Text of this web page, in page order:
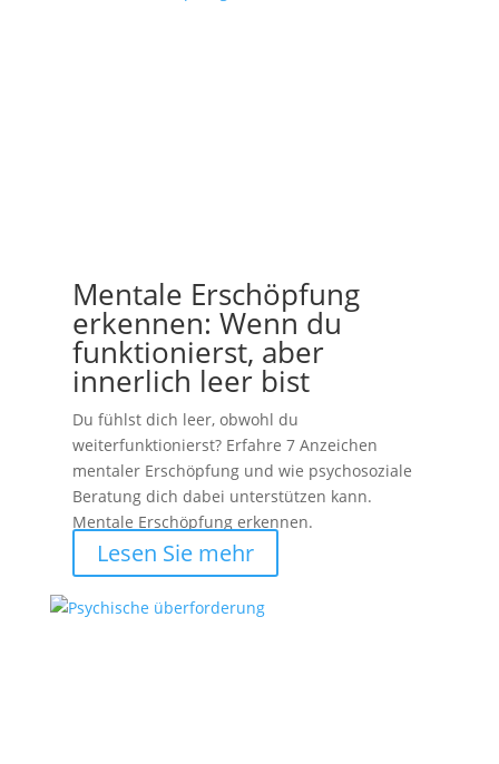
Mentale Erschöpfung
erkennen: Wenn du
funktionierst, aber
innerlich leer bist
Du fühlst dich leer, obwohl du
weiterfunktionierst? Erfahre 7 Anzeichen
mentaler Erschöpfung und wie psychosoziale
Beratung dich dabei unterstützen kann.
Mentale Erschöpfung erkennen.
Lesen Sie mehr